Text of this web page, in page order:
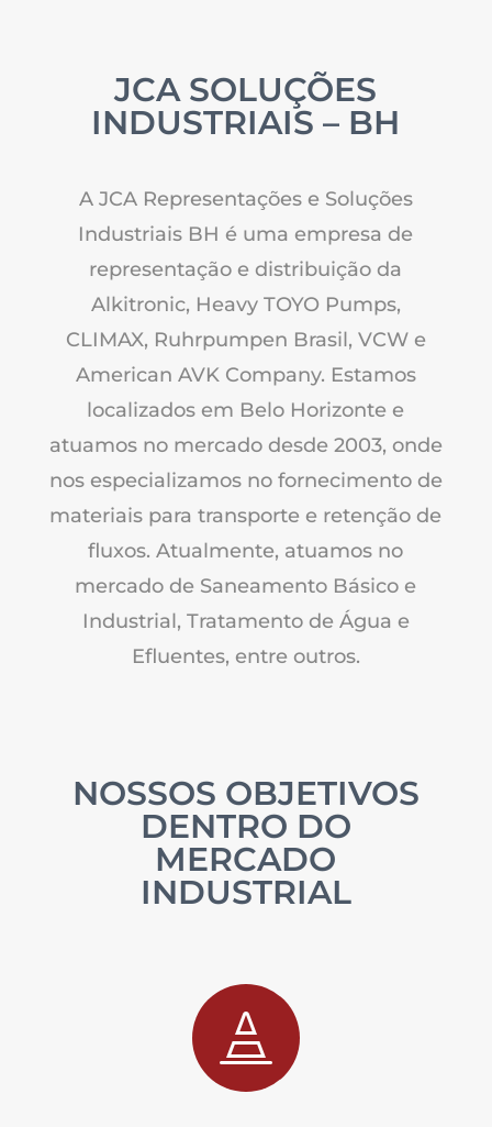
JCA SOLUÇÕES
INDUSTRIAIS – BH
A JCA Representações e Soluções
Industriais BH é uma empresa de
representação e distribuição da
Alkitronic, Heavy TOYO Pumps,
CLIMAX, Ruhrpumpen Brasil, VCW e
American AVK Company. Estamos
localizados em Belo Horizonte e
atuamos no mercado desde 2003, onde
nos especializamos no fornecimento de
materiais para transporte e retenção de
fluxos. Atualmente, atuamos no
mercado de Saneamento Básico e
Industrial, Tratamento de Água e
Efluentes, entre outros.
NOSSOS OBJETIVOS
DENTRO DO
MERCADO
INDUSTRIAL
